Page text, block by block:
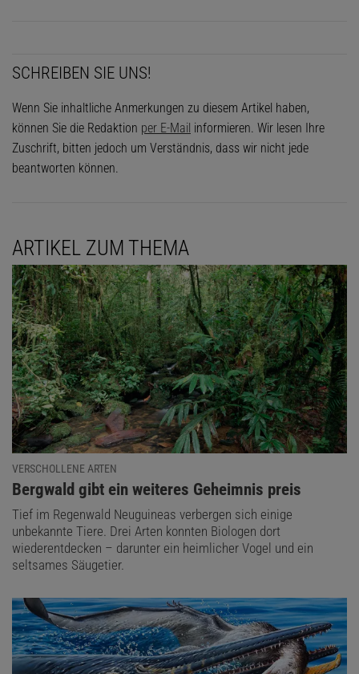
SCHREIBEN SIE UNS!
Wenn Sie inhaltliche Anmerkungen zu diesem Artikel haben,
können Sie die Redaktion per E-Mail informieren. Wir lesen Ihre
Zuschrift, bitten jedoch um Verständnis, dass wir nicht jede
beantworten können.
ARTIKEL ZUM THEMA
VERSCHOLLENE ARTEN
:
Bergwald gibt ein weiteres Geheimnis preis
Tief im Regenwald Neuguineas verbergen sich einige
unbekannte Tiere. Drei Arten konnten Biologen dort
wiederentdecken – darunter ein heimlicher Vogel und ein
seltsames Säugetier.